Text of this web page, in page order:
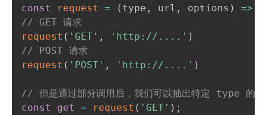
const
request = ( type , url , options ) =>
// GET 请求
request ( 'GET' , 'http://....' )
// POST 请求
request ( 'POST' , 'http://....' )
// 但是通过部分调用后，我们可以抽出特定 type
const
get = request ( 'GET' ) ;